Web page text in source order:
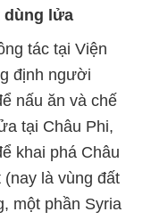
dùng lửa
tác tại Viện
định người
nấu ăn và chế
tại Châu Phi,
khai phá Châu
là vùng đất
một phần Syria